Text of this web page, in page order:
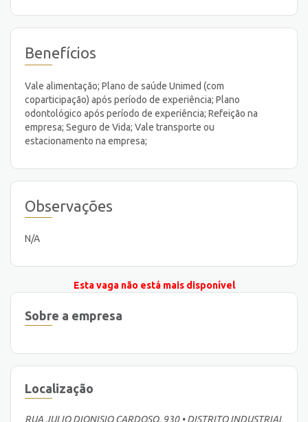
Benefícios
Vale alimentação; Plano de saúde Unimed (com
coparticipação) após período de experiência; Plano
odontológico após período de experiência; Refeição na
empresa; Seguro de Vida; Vale transporte ou
estacionamento na empresa;
Observações
N/A
Esta vaga não está mais disponível
Sobre a empresa
Localização
RUA JULIO DIONISIO CARDOSO, 930 • DISTRITO INDUSTRIAL